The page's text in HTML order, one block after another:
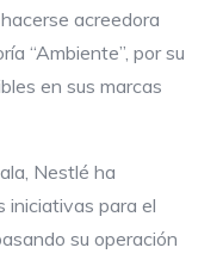
acreedora
“Ambiente”, por su
en sus marcas
Nestlé ha
iniciativas para el
su operación